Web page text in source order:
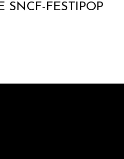
SNCF-FESTIPOP